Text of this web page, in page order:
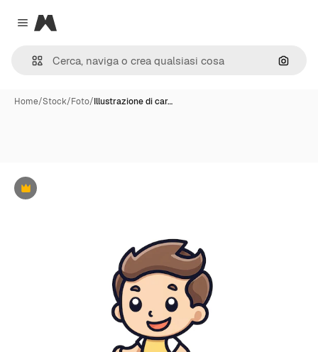
Close menu
Magnific
Cerca
Home/Stock/Foto/Illustrazione di car…
Premium